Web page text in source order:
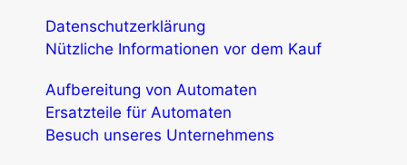
Datenschutzerklärung
Nützliche Informationen vor dem Kauf
Aufbereitung von Automaten
Ersatzteile für Automaten
Besuch unseres Unternehmens